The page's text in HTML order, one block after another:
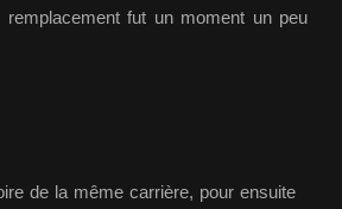
fut un moment un peu
de la même carrière, pour ensuite